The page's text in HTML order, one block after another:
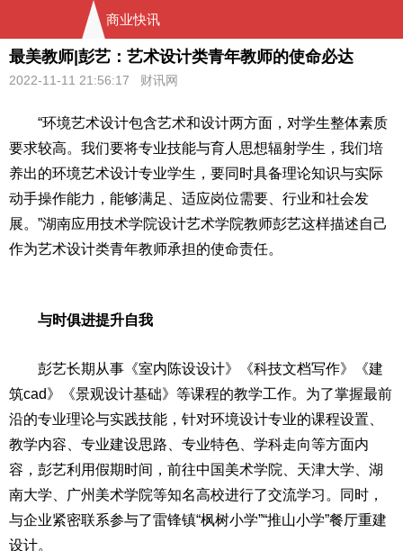
商业快讯
最美教师|彭艺：艺术设计类青年教师的使命必达
2022-11-11 21:56:17 财讯网
“环境艺术设计包含艺术和设计两方面，对学生整体素质
要求较高。我们要将专业技能与育人思想辐射学生，我们培
养出的环境艺术设计专业学生，要同时具备理论知识与实际
动手操作能力，能够满足、适应岗位需要、行业和社会发
展。”湖南应用技术学院设计艺术学院教师彭艺这样描述自己
作为艺术设计类青年教师承担的使命责任。
与时俱进提升自我
彭艺长期从事《室内陈设设计》《科技文档写作》《建
筑cad》《景观设计基础》等课程的教学工作。为了掌握最前
沿的专业理论与实践技能，针对环境设计专业的课程设置、
教学内容、专业建设思路、专业特色、学科走向等方面内
容，彭艺利用假期时间，前往中国美术学院、天津大学、湖
南大学、广州美术学院等知名高校进行了交流学习 。同时，
与企业紧密联系参与了雷锋镇“枫树小学”“推山小学”餐厅重建
设计。